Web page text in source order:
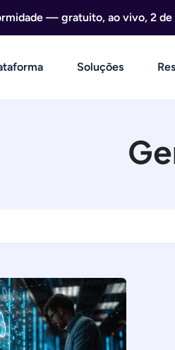
— gratuito, ao vivo, 2
Soluções